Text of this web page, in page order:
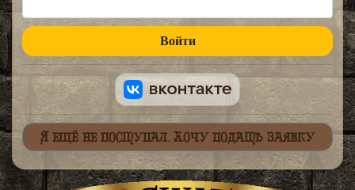
Я ещё не поступал. Хочу подать заявку